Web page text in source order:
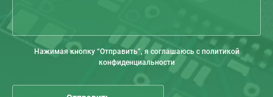
Нажимая кнопку “Отправить”, я соглашаюсь с политикой
конфиденциальности